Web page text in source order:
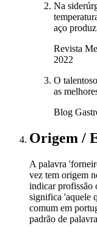
Na
aço
Revista
2022
O talentoso
as
Blog
Origem /
A palavra
vez tem origem
indicar profissão
significa 'aquele
comum em
padrão de